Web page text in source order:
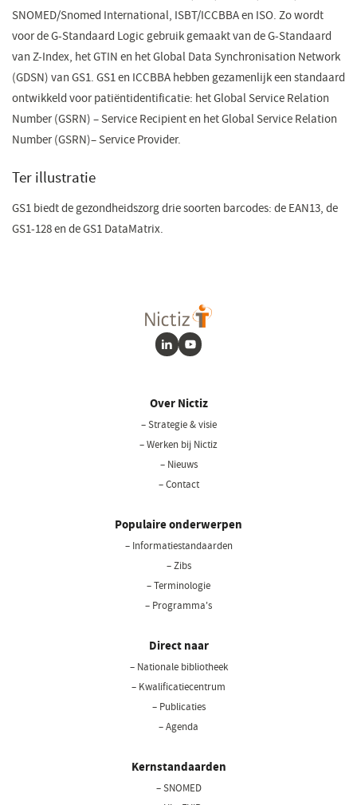
SNOMED/Snomed International, ISBT/ICCBBA en ISO. Zo wordt
voor de G-Standaard Logic gebruik gemaakt van de G-Standaard
van Z-Index, het GTIN en het Global Data Synchronisation Network
(GDSN) van GS1. GS1 en ICCBBA hebben gezamenlijk een standaard
ontwikkeld voor patiëntidentificatie: het Global Service Relation
Number (GSRN) – Service Recipient en het Global Service Relation
Number (GSRN)– Service Provider.​
Ter illustratie
GS1 biedt de gezondheidszorg drie soorten barcodes: de EAN13, de
GS1-128 en de GS1 DataMatrix.​​​
LinkedInYoutube
Over Nictiz
– Strategie & visie
– Werken bij Nictiz
– Nieuws
– Contact
Populaire onderwerpen
– Informatiestandaarden
– Zibs
– Terminologie
– Programma's
Direct naar
– Nationale bibliotheek(opent
– Kwalificatiecentrum
– Publicaties
– Agenda
Kernstandaarden
– SNOMED